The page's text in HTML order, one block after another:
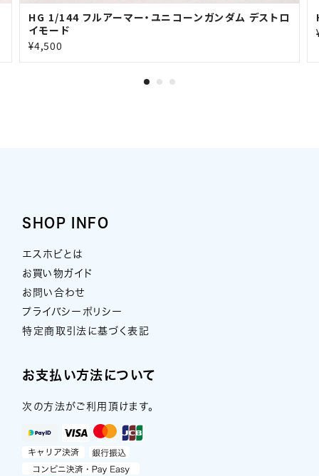
HG 1/144 フルアーマー・ユニコーンガンダム デストロ
イモード
¥4,500
SHOP INFO
エスホビとは
お買い物ガイド
お問い合わせ
プライバシーポリシー
特定商取引法に基づく表記
お支払い方法について
次の方法がご利用頂けます。